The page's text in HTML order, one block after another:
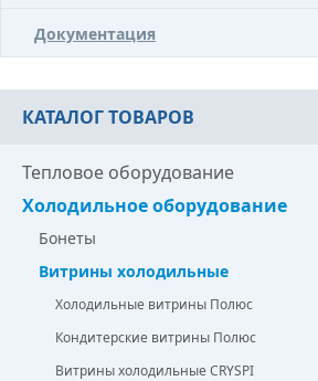
Документация
КАТАЛОГ ТОВАРОВ
Тепловое оборудование
Холодильное оборудование
Бонеты
Витрины холодильные
Холодильные витрины Полюс
Кондитерские витрины Полюс
Витрины холодильные CRYSPI